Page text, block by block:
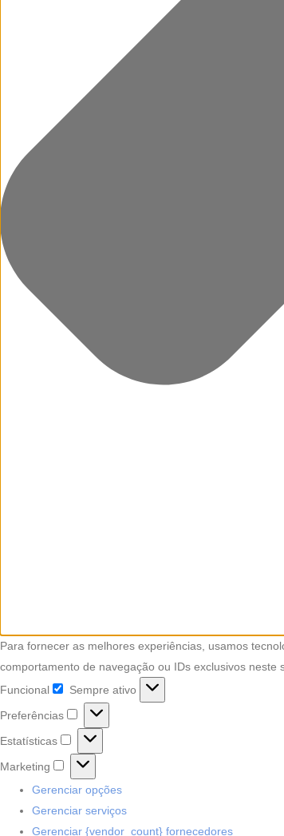
Para fornecer as melhores experiências, usamos
comportamento de navegação ou IDs exclusivos
Funcional
Sempre ativo
Preferências
Estatísticas
Marketing
Gerenciar opções
Gerenciar serviços
Gerenciar {vendor_count} fornecedores